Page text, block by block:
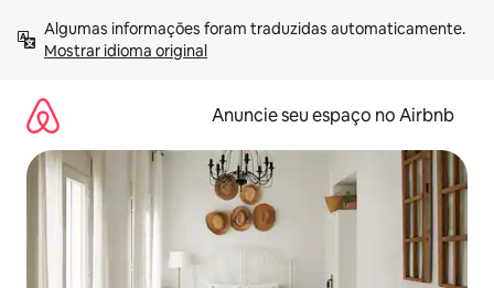
para
Mostrar idioma original
Anuncie seu espaço no Airbnb